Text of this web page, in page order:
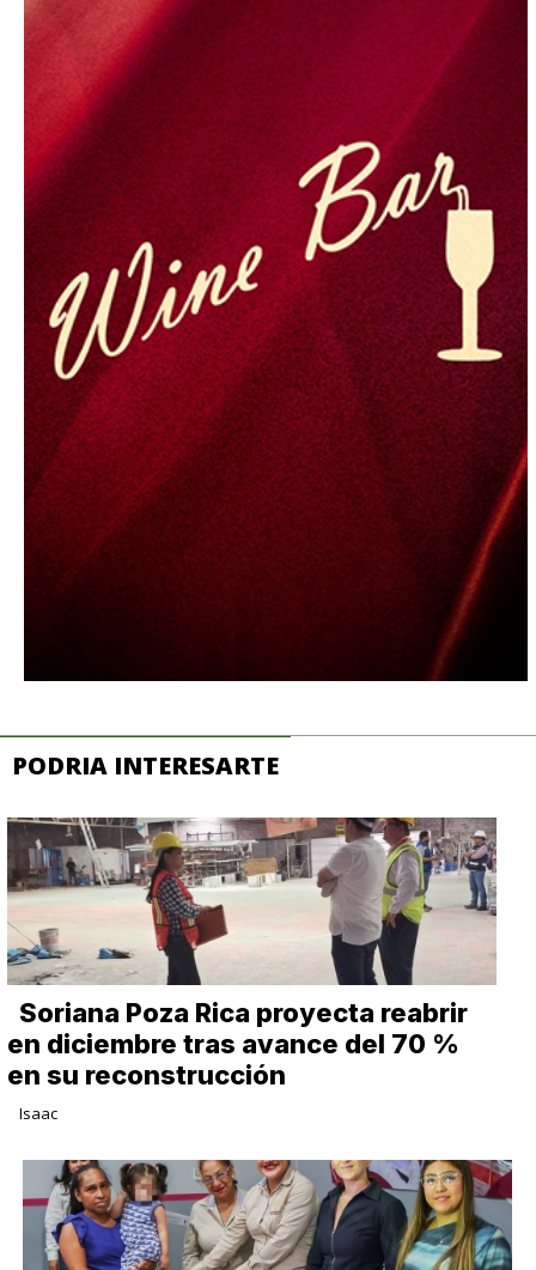
PODRIA INTERESARTE
Soriana Poza Rica proyecta reabrir
en diciembre tras avance del 70 %
en su reconstrucción
Isaac